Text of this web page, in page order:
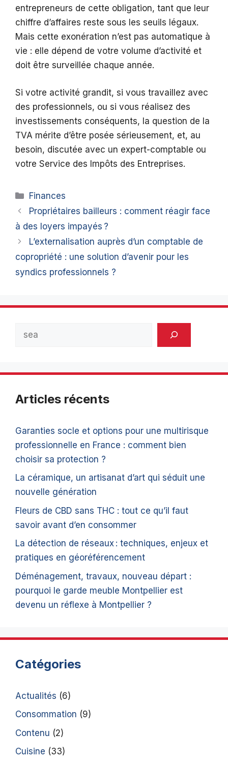
entrepreneurs de cette obligation, tant que leur
chiffre d’affaires reste sous les seuils légaux.
Mais cette exonération n’est pas automatique à
vie : elle dépend de votre volume d’activité et
doit être surveillée chaque année.
Si votre activité grandit, si vous travaillez avec
des professionnels, ou si vous réalisez des
investissements conséquents, la question de la
TVA mérite d’être posée sérieusement, et, au
besoin, discutée avec un expert-comptable ou
votre Service des Impôts des Entreprises.
Catégories
Finances
Propriétaires bailleurs : comment réagir face
à des loyers impayés ?
L’externalisation auprès d’un comptable de
copropriété : une solution d’avenir pour les
syndics professionnels ?
Articles récents
Garanties socle et options pour une multirisque
professionnelle en France : comment bien
choisir sa protection ?
La céramique, un artisanat d’art qui séduit une
nouvelle génération
Fleurs de CBD sans THC : tout ce qu’il faut
savoir avant d’en consommer
La détection de réseaux : techniques, enjeux et
pratiques en géoréférencement
Déménagement, travaux, nouveau départ :
pourquoi le garde meuble Montpellier est
devenu un réflexe à Montpellier ?
Catégories
Actualités (6)
Consommation (9)
Contenu (2)
Cuisine (33)